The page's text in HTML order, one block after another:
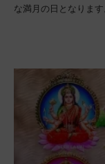
な満月の日となります